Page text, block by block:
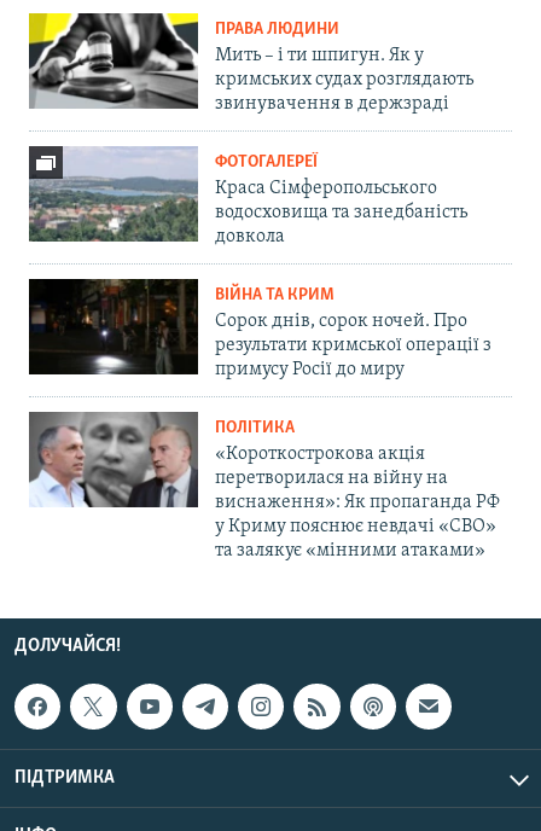
ПРАВА ЛЮДИНИ
Мить – і ти шпигун. Як у
кримських судах розглядають
звинувачення в держзраді
ФОТОГАЛЕРЕЇ
Краса Сімферопольського
водосховища та занедбаність
довкола
ВІЙНА ТА КРИМ
Сорок днів, сорок ночей. Про
результати кримської операції з
примусу Росії до миру
ПОЛІТИКА
«Короткострокова акція
перетворилася на війну на
виснаження»: Як пропаганда РФ
у Криму пояснює невдачі «СВО»
та залякує «мінними атаками»
ДОЛУЧАЙСЯ!
ПІДТРИМКА